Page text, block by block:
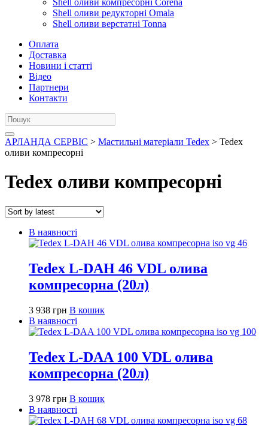
Shell оливи компресорні Corena
Shell оливи редукторні Omala
Shell оливи верстатні Tonna
Оплата
Доставка
Новини і статті
Відео
Партнери
Контакти
АРЛАНДА СЕРВІС > Мастильні матеріали Tedex > Tedex
оливи компресорні
Tedex оливи компресорні
В наявності
Tedex L-DAH 46 VDL олива
компресорна (20л)
3 938 грн В кошик
В наявності
Tedex L-DAA 100 VDL олива
компресорна (20л)
3 978 грн В кошик
В наявності